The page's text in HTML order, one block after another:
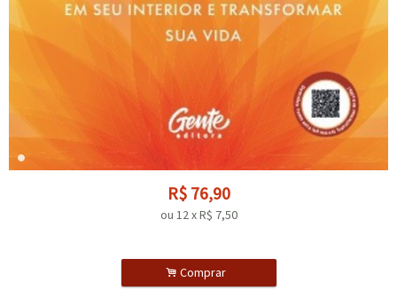
R$ 76,90
ou 12xR$ 7,50
. Comprar